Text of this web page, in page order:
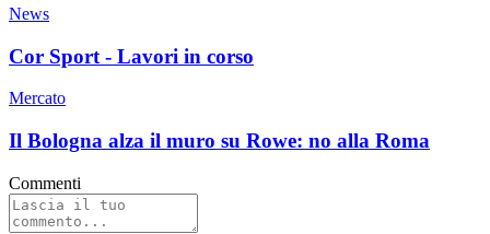
News
Cor Sport - Lavori in corso
Mercato
Il Bologna alza il muro su Rowe: no alla Roma
Commenti